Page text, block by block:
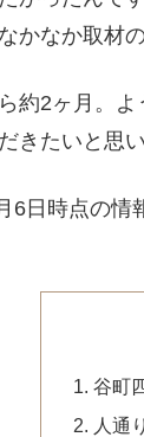
かなか取材
約2ヶ月。
きたいと思い
日時点の情
谷町
人通